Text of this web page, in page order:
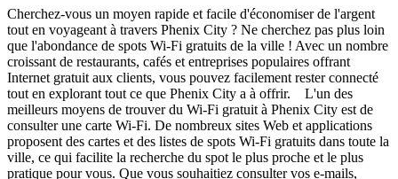
Cherchez-vous un moyen rapide et facile d'économiser de l'argent
tout en voyageant à travers Phenix City ? Ne cherchez pas plus loin
que l'abondance de spots Wi-Fi gratuits de la ville ! Avec un nombre
croissant de restaurants, cafés et entreprises populaires offrant
Internet gratuit aux clients, vous pouvez facilement rester connecté
tout en explorant tout ce que Phenix City a à offrir. L'un des
meilleurs moyens de trouver du Wi-Fi gratuit à Phenix City est de
consulter une carte Wi-Fi. De nombreux sites Web et applications
proposent des cartes et des listes de spots Wi-Fi gratuits dans toute la
ville, ce qui facilite la recherche du spot le plus proche et le plus
pratique pour vous. Que vous souhaitiez consulter vos e-mails,